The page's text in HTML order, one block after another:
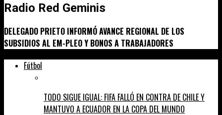
Radio Red Geminis
DELEGADO PRIETO INFORMÓ AVANCE REGIONAL DE LOS
SUBSIDIOS AL EM-PLEO Y BONOS A TRABAJADORES
Fútbol
TODO SIGUE IGUAL: FIFA FALLÓ EN CONTRA DE CHILE Y
MANTUVO A ECUADOR EN LA COPA DEL MUNDO